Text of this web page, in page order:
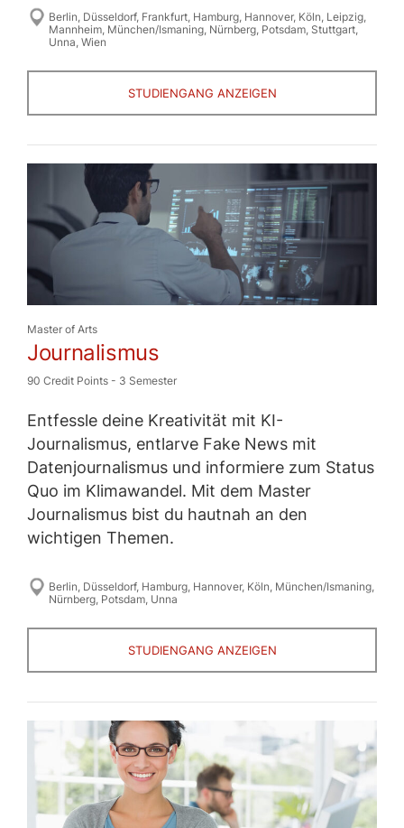
Berlin Düsseldorf, Frankfurt, Hamburg, Hannover, Köln Leipzig,
Mannheim, München/Ismaning, Nürnberg, Potsdam, Stuttgart,
Unna Wien
STUDIENGANG ANZEIGEN
Master of Arts
Journalismus
90 Credit Points- 3 Semester
Entfessle deine Kreativität mit KI-
Journalismus, entlarve Fake News mit
Datenjournalismus und informiere zum Status
Quo im Klimawandel. Mit dem Master
Journalismus bist du hautnah an den
wichtigen Themen.
Berlin, Düsseldorf, Hamburg, Hannover, Köln, München/Ismaning,
Nürnberg, Potsdam, Unna
STUDIENGANG ANZEIGEN